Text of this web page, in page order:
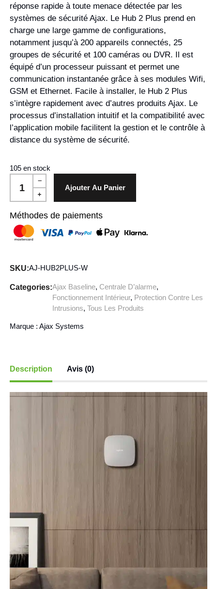
réponse rapide à toute menace détectée par les
systèmes de sécurité Ajax. Le Hub 2 Plus prend en
charge une large gamme de configurations,
notamment jusqu’à 200 appareils connectés, 25
groupes de sécurité et 100 caméras ou DVR. Il est
équipé d’un processeur puissant et permet une
communication instantanée grâce à ses modules Wifi,
GSM et Ethernet. Facile à installer, le Hub 2 Plus
s’intègre rapidement avec d’autres produits Ajax. Le
processus d’installation intuitif et la compatibilité avec
l’application mobile facilitent la gestion et le contrôle à
distance du système de sécurité.
105 en stock
Ajouter Au Panier
Méthodes de paiements
SKU:AJ-HUB2PLUS-W
Categories:Ajax Baseline, Centrale D’alarme,
Fonctionnement Intérieur, Protection Contre Les
Intrusions, Tous Les Produits
Marque : Ajax Systems
Description Avis (0)